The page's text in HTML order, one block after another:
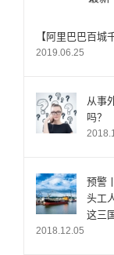
【阿里巴巴百城
2019.06.25
从事
吗？
预警
头工
这三
2018.12.05